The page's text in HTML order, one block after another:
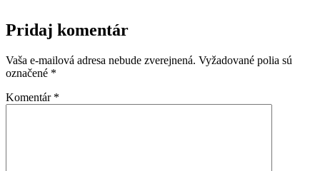
Pridaj komentár
Vaša e-mailová adresa nebude zverejnená. Vyžadované polia sú
označené *
Komentár *